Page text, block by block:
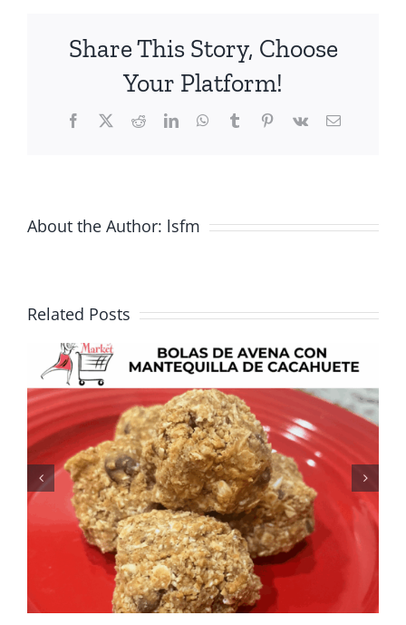
Salsa
WIC
Share This Story, Choose
Your Platform!
Facebook
X RedditLinkedInWhatsApp
TumblrPinterest
Vk Email
About the Author: lsfm
Related Posts
Fresca, sabrosa y perfecta
para el verano: Receta de
ensalada de elote y frijoles
negros